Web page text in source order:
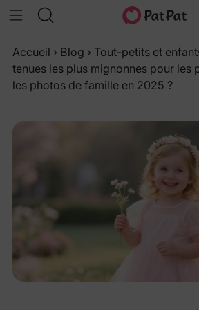
Accueil › Blog › Tout-petits et
tenues les plus mignonnes pour les
les photos de famille en 2025 ?